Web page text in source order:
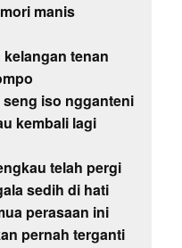
manis
tenan
iso ngganteni
kembali lagi
telah pergi
sedih di hati
perasaan ini
pernah terganti